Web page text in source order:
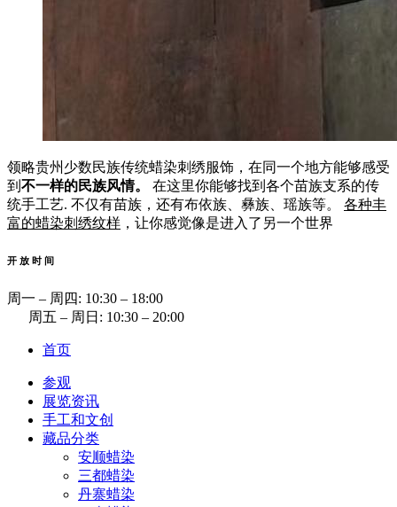
领略贵州少数民族传统蜡染刺绣服饰，在同一个地方能够感受
到 不一样的民族风情。
在这里你能够找到各个苗族支系的传
统手工艺. 不仅有苗族，还有布依族、彝族、瑶族等。 各种丰
富的蜡染刺绣纹样 ，让你感觉像是进入了另一个世界
开 放 时 间
周一 ‒ 周四: 10:30 ‒ 18:00
周五 ‒ 周日: 10:30 ‒ 20:00
首页
参观
展览资讯
手工和文创
藏品分类
安顺蜡染
三都蜡染
丹寨蜡染